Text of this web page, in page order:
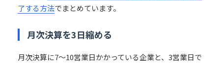
了する方法でまとめています。
月次決算を3日縮める
月次決算に7〜10営業日かかっている企業と、3営業日で